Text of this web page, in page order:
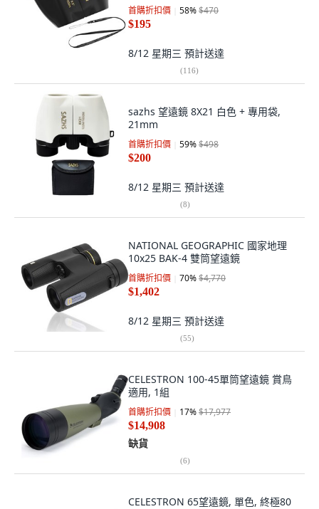
首購折扣價 58%$470
$195
8/12 星期三 預計送達
(116)
sazhs 望遠鏡 8X21 白色 + 專用袋,
21mm
首購折扣價 59%$498
$200
8/12 星期三 預計送達
(8)
NATIONAL GEOGRAPHIC 國家地理
10x25 BAK-4 雙筒望遠鏡
首購折扣價 70%$4,770
$1,402
8/12 星期三 預計送達
(55)
CELESTRON 100-45單筒望遠鏡 賞鳥
適用, 1組
首購折扣價 17%$17,977
$14,908
缺貨
(6)
CELESTRON 65望遠鏡, 單色, 終極80